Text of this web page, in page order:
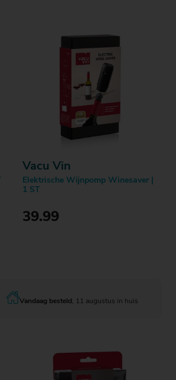
Vacu Vin
Elektrische Wijnpomp Winesaver |
1 ST
39.99
Vandaag besteld , 11 augustus in huis